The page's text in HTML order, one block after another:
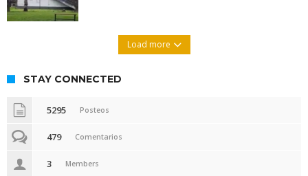
Load more
STAY CONNECTED
5295 Posteos
479 Comentarios
3 Members